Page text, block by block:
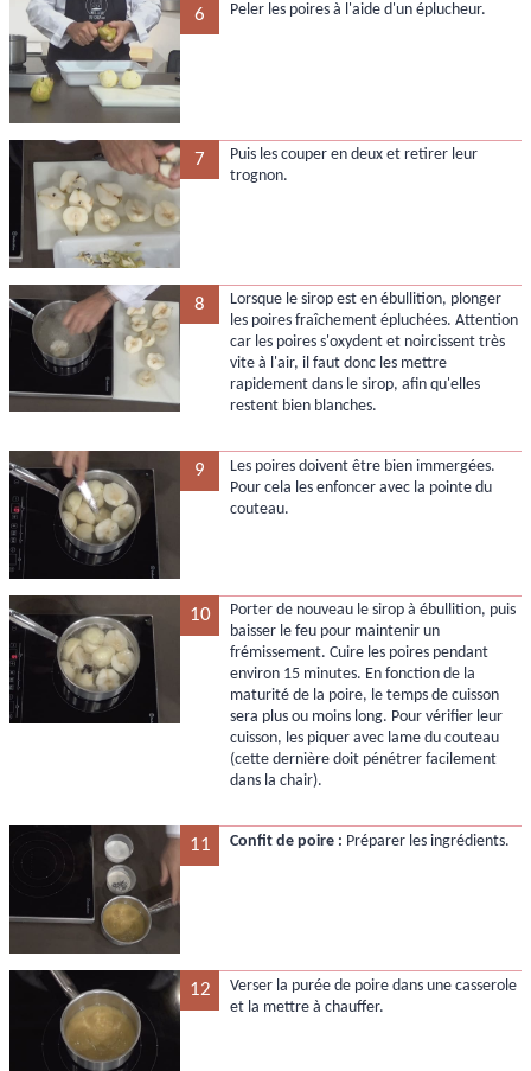
6 Peler les poires à l'aide d'un éplucheur.
7
Puis les couper en deux et retirer leur
trognon.
8
Lorsque le sirop est en ébullition, plonger
les poires fraîchement épluchées. Attention
car les poires s'oxydent et noircissent très
vite à l'air, il faut donc les mettre
rapidement dans le sirop, afin qu'elles
restent bien blanches.
9
Les poires doivent être bien immergées.
Pour cela les enfoncer avec la pointe du
couteau.
10
Porter de nouveau le sirop à ébullition, puis
baisser le feu pour maintenir un
frémissement. Cuire les poires pendant
environ 15 minutes. En fonction de la
maturité de la poire, le temps de cuisson
sera plus ou moins long. Pour vérifier leur
cuisson, les piquer avec lame du couteau
(cette dernière doit pénétrer facilement
dans la chair).
11 Confit de poire : Préparer les ingrédients.
12
Verser la purée de poire dans une casserole
et la mettre à chauffer.